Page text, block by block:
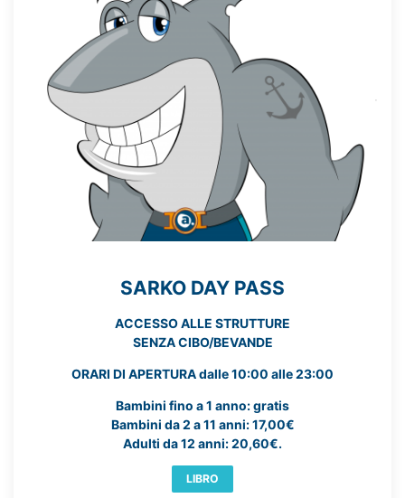
SARKO DAY PASS
ACCESSO ALLE STRUTTURE
SENZA CIBO/BEVANDE
ORARI DI APERTURA dalle 10:00 alle 23:00
Bambini fino a 1 anno: gratis
Bambini da 2 a 11 anni: 17,00€
Adulti da 12 anni: 20,60€.
LIBRO